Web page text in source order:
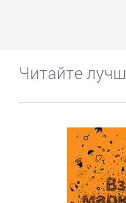
Читайте